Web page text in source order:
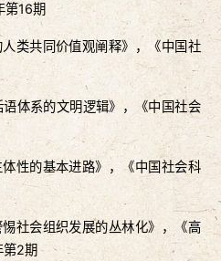
第16期
类共同价值观阐释》，《中国社
体系的文明逻辑》，《中国社会
性的基本进路》，《中国社会科
社会组织发展的丛林化》，《高
第2期